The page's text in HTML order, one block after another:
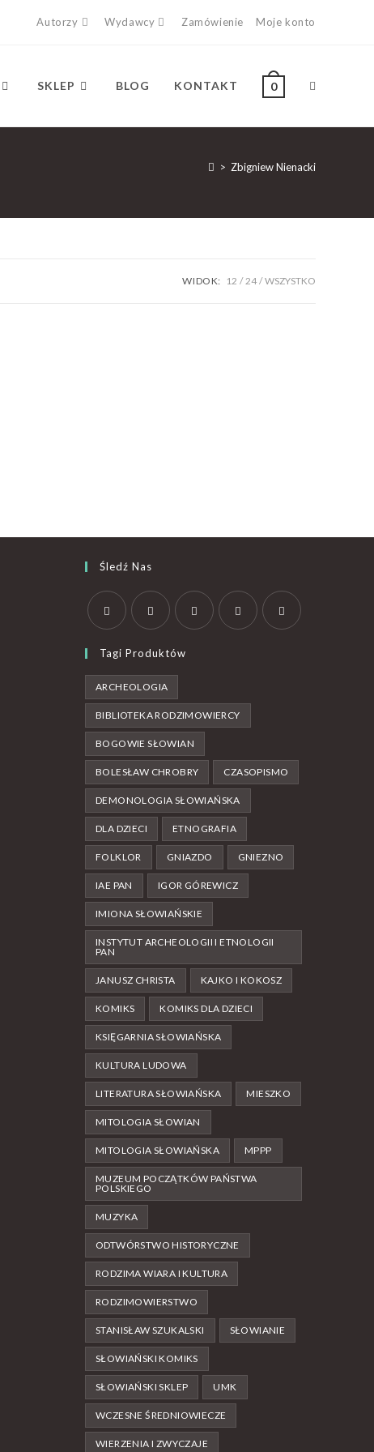
Autorzy Wydawcy Zamówienie Moje konto
SKLEP BLOG KONTAKT 0
> Zbigniew Nienacki
WIDOK: 12 24 WSZYSTKO
Śledź Nas
Tagi Produktów
ARCHEOLOGIA
BIBLIOTEKA RODZIMOWIERCY
BOGOWIE SŁOWIAN
BOLESŁAW CHROBRY CZASOPISMO
DEMONOLOGIA SŁOWIAŃSKA
DLA DZIECI ETNOGRAFIA
FOLKLOR GNIAZDO GNIEZNO
IAE PAN IGOR GÓREWICZ
IMIONA SŁOWIAŃSKIE
INSTYTUT ARCHEOLOGII I ETNOLOGII
PAN
JANUSZ CHRISTA KAJKO I KOKOSZ
KOMIKS KOMIKS DLA DZIECI
KSIĘGARNIA SŁOWIAŃSKA
KULTURA LUDOWA
LITERATURA SŁOWIAŃSKA MIESZKO
MITOLOGIA SŁOWIAN
MITOLOGIA SŁOWIAŃSKA MPPP
MUZEUM POCZĄTKÓW PAŃSTWA
POLSKIEGO
MUZYKA
ODTWÓRSTWO HISTORYCZNE
RODZIMA WIARA I KULTURA
RODZIMOWIERSTWO
STANISŁAW SZUKALSKI SŁOWIANIE
SŁOWIAŃSKI KOMIKS
SŁOWIAŃSKI SKLEP UMK
WCZESNE ŚREDNIOWIECZE
WIERZENIA I ZWYCZAJE